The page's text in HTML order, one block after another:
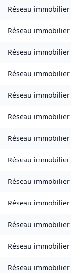
Réseau immobilier
Réseau immobilier
Réseau immobilier
Réseau immobilier
Réseau immobilier
Réseau immobilier
Réseau immobilier
Réseau immobilier
Réseau immobilier
Réseau immobilier
Réseau immobilier
Réseau immobilier
Réseau immobilier